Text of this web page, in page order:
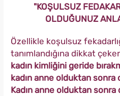
"KOŞULSUZ
OLDUĞUNUZ
Özellikle koşulsuz
tanımlandığına dikkat
kadın kimliğini geride
kadın anne olduktan
Kadın anne olduktan sonra